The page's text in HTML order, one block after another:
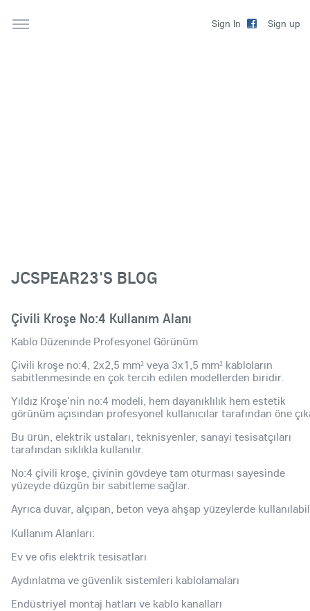
Sign In Sign up
JCSPEAR23'S BLOG
Çivili Kroşe No:4 Kullanım Alanı
Kablo Düzeninde Profesyonel Görünüm
Çivili kroşe no:4, 2x2,5 mm² veya 3x1,5 mm² kabloların
sabitlenmesinde en çok tercih edilen modellerden biridir.
Yıldız Kroşe'nin no:4 modeli, hem dayanıklılık hem estetik
görünüm açısından profesyonel kullanıcılar tarafından öne
Bu ürün, elektrik ustaları, teknisyenler, sanayi tesisatçıları
tarafından sıklıkla kullanılır.
No:4 çivili kroşe, çivinin gövdeye tam oturması sayesinde
yüzeyde düzgün bir sabitleme sağlar.
Ayrıca duvar, alçıpan, beton veya ahşap yüzeylerde
Kullanım Alanları:
Ev ve ofis elektrik tesisatları
Aydınlatma ve güvenlik sistemleri kablolamaları
Endüstriyel montaj hatları ve kablo kanalları